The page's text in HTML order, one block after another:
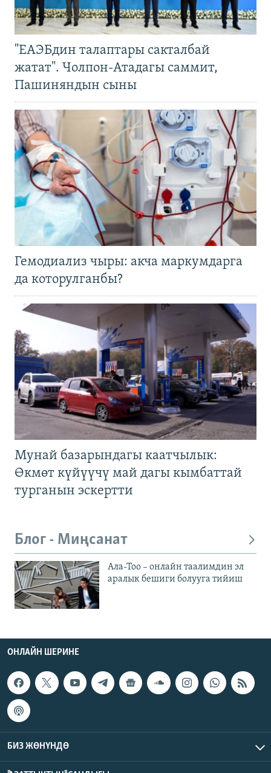
"ЕАЭБдин талаптары сакталбай
жатат". Чолпон-Атадагы саммит,
Пашиняндын сыны
Гемодиализ чыры: акча маркумдарга
да которулганбы?
Мунай базарындагы каатчылык:
Өкмөт күйүүчү май дагы кымбаттай
турганын эскертти
Блог - Миңсанат
Ала-Тоо – онлайн таалимдин эл
аралык бешиги болууга тийиш
ОНЛАЙН ШЕРИНЕ
БИЗ ЖӨНҮНДӨ